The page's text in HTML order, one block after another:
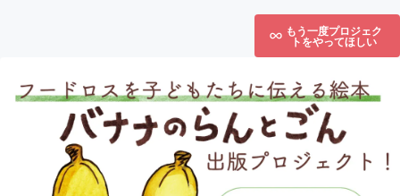
もう一度プロジェク
トをやってほしい